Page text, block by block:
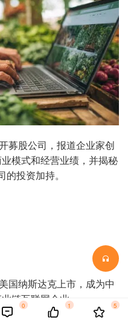
募股公司，报道企业家创
模式和经营业绩，并揭秘
投资加持。
国纳斯达克上市，成为中
链互联网企业。
0 1 5